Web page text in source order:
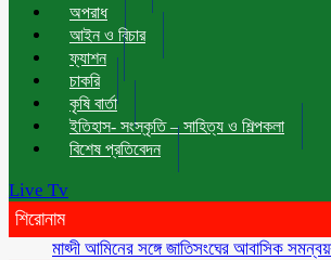
অপরাধ
আইন ও বিচার
ফ্যাশন
চাকরি
কৃষি বার্তা
ইতিহাস- সংস্কৃতি – সাহিত্য ও শিল্পকলা
বিশেষ প্রতিবেদন
Live Tv
শিরোনাম
মাহ্দী আমিনের সঙ্গে জাতিসংঘের আবাসিক সমন্বয়কারীর